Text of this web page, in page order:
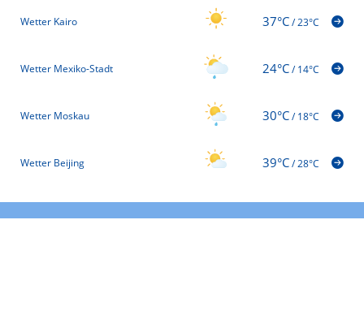
Wetter Kairo 37°C/23°C
Wetter Mexiko-Stadt 24°C/14°C
Wetter Moskau 30°C/18°C
Wetter Beijing 39°C/28°C